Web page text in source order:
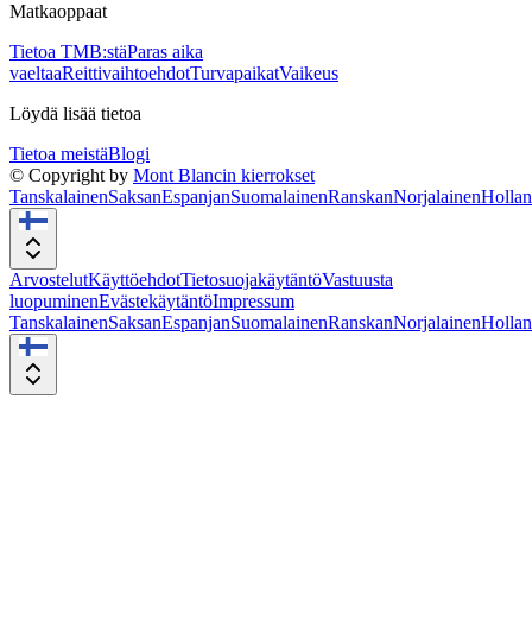
Matkaoppaat
Tietoa TMB:stäParas aika
vaeltaaReittivaihtoehdotTurvapaikatVaikeus
Löydä lisää tietoa
Tietoa meistäBlogi
© Copyright by Mont Blancin kierrokset
TanskalainenSaksanEspanjanSuomalainenRanskanNorjalainen
ArvostelutKäyttöehdotTietosuojakäytäntöVastuusta
luopuminenEvästekäytäntöImpressum
TanskalainenSaksanEspanjanSuomalainenRanskanNorjalainen